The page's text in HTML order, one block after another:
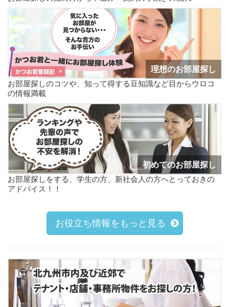
理想のお部屋探し
お部屋探しのコツや、知って得する豆知識など目からウロコ
の情報満載
初めてのお部屋探し
お部屋探しをする、学生の方、新社会人の方へとっておきの
アドバイス！！
お役立ち情報をもっと見る